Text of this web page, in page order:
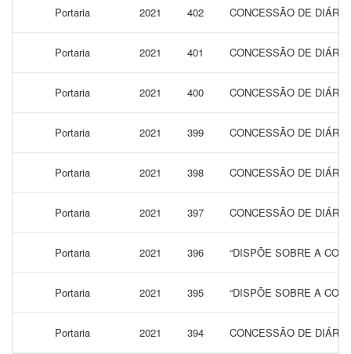
Portaria 2021 402 CONCESSÃO DE
Portaria 2021 401 CONCESSÃO DE
Portaria 2021 400 CONCESSÃO DE
Portaria 2021 399 CONCESSÃO DE
Portaria 2021 398 CONCESSÃO DE
Portaria 2021 397 CONCESSÃO DE
Portaria 2021 396 “DISPÕE SOBRE A
Portaria 2021 395 “DISPÕE SOBRE A
Portaria 2021 394 CONCESSÃO DE